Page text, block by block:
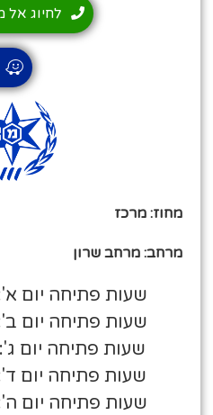
מחוז: מרכז
מרחב: מרחב שרון
שעות פתיחה יום א':
שעות פתיחה יום ב':
שעות פתיחה יום ג':
שעות פתיחה יום ד':
שעות פתיחה יום ה':
לחיוג